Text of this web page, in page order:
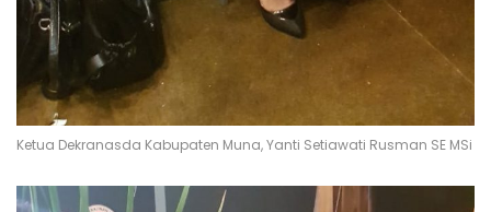
Ketua Dekranasda Kabupaten Muna, Yanti Setiawati Rusman SE MSi